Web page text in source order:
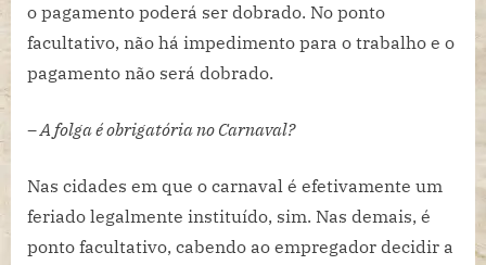
o pagamento poderá ser dobrado. No ponto
facultativo, não há impedimento para o trabalho e o
pagamento não será dobrado.
– A folga é obrigatória no Carnaval?
Nas cidades em que o carnaval é efetivamente um
feriado legalmente instituído, sim. Nas demais, é
ponto facultativo, cabendo ao empregador decidir a